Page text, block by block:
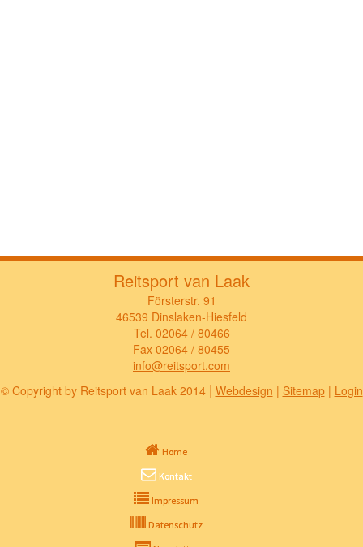
Reitsport van Laak
Försterstr. 91
46539 Dinslaken-Hiesfeld
Tel. 02064 / 80466
Fax 02064 / 80455
info@reitsport.com
© Copyright by Reitsport van Laak 2014 | Webdesign | Sitemap| Login
Home
Kontakt
Impressum
Datenschutz